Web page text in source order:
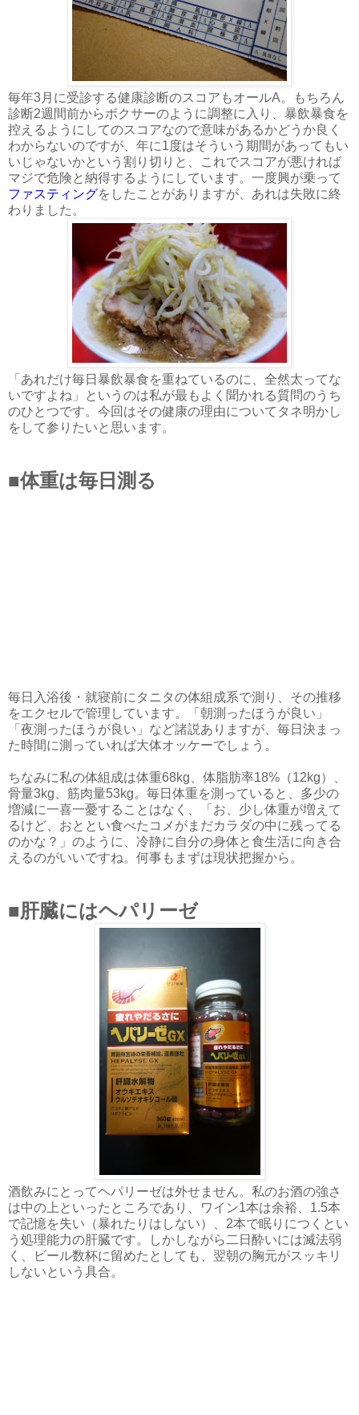
毎年3月に受診する健康診断のスコアもオールA。もちろん
診断2週間前からボクサーのように調整に入り、暴飲暴食を
控えるようにしてのスコアなので意味があるかどうか良く
わからないのですが、年に1度はそういう期間があってもい
いじゃないかという割り切りと、これでスコアが悪ければ
マジで危険と納得するようにしています。一度興が乗って
ファスティングをしたことがありますが、あれは失敗に終
わりました。
「あれだけ毎日暴飲暴食を重ねているのに、全然太ってな
いですよね」というのは私が最もよく聞かれる質問のうち
のひとつです。今回はその健康の理由についてタネ明かし
をして参りたいと思います。
■体重は毎日測る
毎日入浴後・就寝前にタニタの体組成系で測り、その推移
をエクセルで管理しています。「朝測ったほうが良い」
「夜測ったほうが良い」など諸説ありますが、毎日決まっ
た時間に測っていれば大体オッケーでしょう。
ちなみに私の体組成は体重68kg、体脂肪率18%（12kg）、
骨量3kg、筋肉量53kg。毎日体重を測っていると、多少の
増減に一喜一憂することはなく、「お、少し体重が増えて
るけど、おととい食べたコメがまだカラダの中に残ってる
のかな？」のように、冷静に自分の身体と食生活に向き合
えるのがいいですね。何事もまずは現状把握から。
■肝臓にはヘパリーゼ
酒飲みにとってヘパリーゼは外せません。私のお酒の強さ
は中の上といったところであり、ワイン1本は余裕、1.5本
で記憶を失い（暴れたりはしない）、2本で眠りにつくとい
う処理能力の肝臓です。しかしながら二日酔いには滅法弱
く、ビール数杯に留めたとしても、翌朝の胸元がスッキリ
しないという具合。